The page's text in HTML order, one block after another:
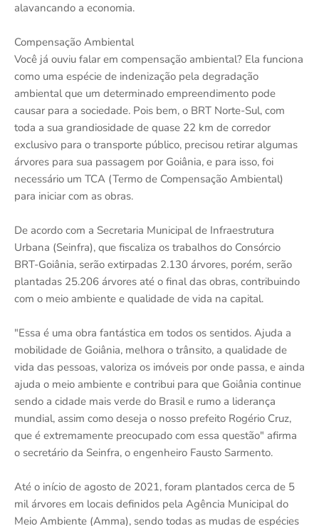
alavancando a economia.
Compensação Ambiental
Você já ouviu falar em compensação ambiental? Ela funciona
como uma espécie de indenização pela degradação
ambiental que um determinado empreendimento pode
causar para a sociedade. Pois bem, o BRT Norte-Sul, com
toda a sua grandiosidade de quase 22 km de corredor
exclusivo para o transporte público, precisou retirar algumas
árvores para sua passagem por Goiânia, e para isso, foi
necessário um TCA (Termo de Compensação Ambiental)
para iniciar com as obras.
De acordo com a Secretaria Municipal de Infraestrutura
Urbana (Seinfra), que fiscaliza os trabalhos do Consórcio
BRT-Goiânia, serão extirpadas 2.130 árvores, porém, serão
plantadas 25.206 árvores até o final das obras, contribuindo
com o meio ambiente e qualidade de vida na capital.
"Essa é uma obra fantástica em todos os sentidos. Ajuda a
mobilidade de Goiânia, melhora o trânsito, a qualidade de
vida das pessoas, valoriza os imóveis por onde passa, e ainda
ajuda o meio ambiente e contribui para que Goiânia continue
sendo a cidade mais verde do Brasil e rumo a liderança
mundial, assim como deseja o nosso prefeito Rogério Cruz,
que é extremamente preocupado com essa questão" afirma
o secretário da Seinfra, o engenheiro Fausto Sarmento.
Até o início de agosto de 2021, foram plantados cerca de 5
mil árvores em locais definidos pela Agência Municipal do
Meio Ambiente (Amma), sendo todas as mudas de espécies